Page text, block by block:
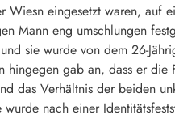
eingesetzt waren, auf
Mann eng umschlungen
sie wurde von dem 26-
gab an, dass er die
das Verhältnis der beiden
nach einer